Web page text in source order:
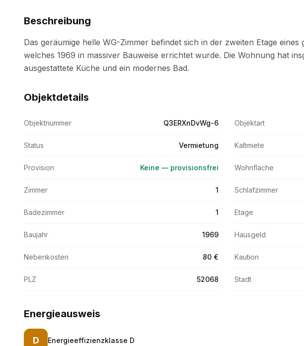
Beschreibung
Objektdetails
Objektnummer Q3ERXnDvWg-6 Objektart
Status Vermietung Kaltmiete
Provision Keine — provisionsfrei Wohnfläche
Zimmer 1 Schlafzimmer
Badezimmer 1 Etage
Baujahr 1969 Hausgeld
Nebenkosten 80 € Kaution
PLZ 52068 Stadt
Energieausweis
D Energieeffizienzklasse D